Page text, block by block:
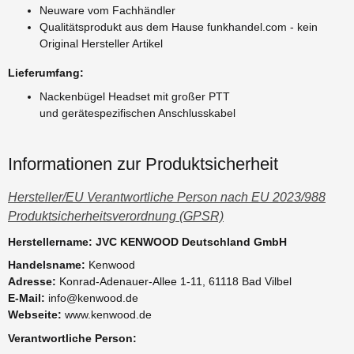
Neuware vom Fachhändler
Qualitätsprodukt aus dem Hause funkhandel.com - kein
Original Hersteller Artikel
Lieferumfang:
Nackenbügel Headset mit großer PTT
und gerätespezifischen Anschlusskabel
Informationen zur Produktsicherheit
Hersteller/EU Verantwortliche Person nach EU 2023/988
Produktsicherheitsverordnung (GPSR)
Herstellername: JVC KENWOOD Deutschland GmbH
Handelsname: Kenwood
Adresse: Konrad-Adenauer-Allee 1-11, 61118 Bad Vilbel
E-Mail: info@kenwood.de
Webseite: www.kenwood.de
Verantwortliche Person: